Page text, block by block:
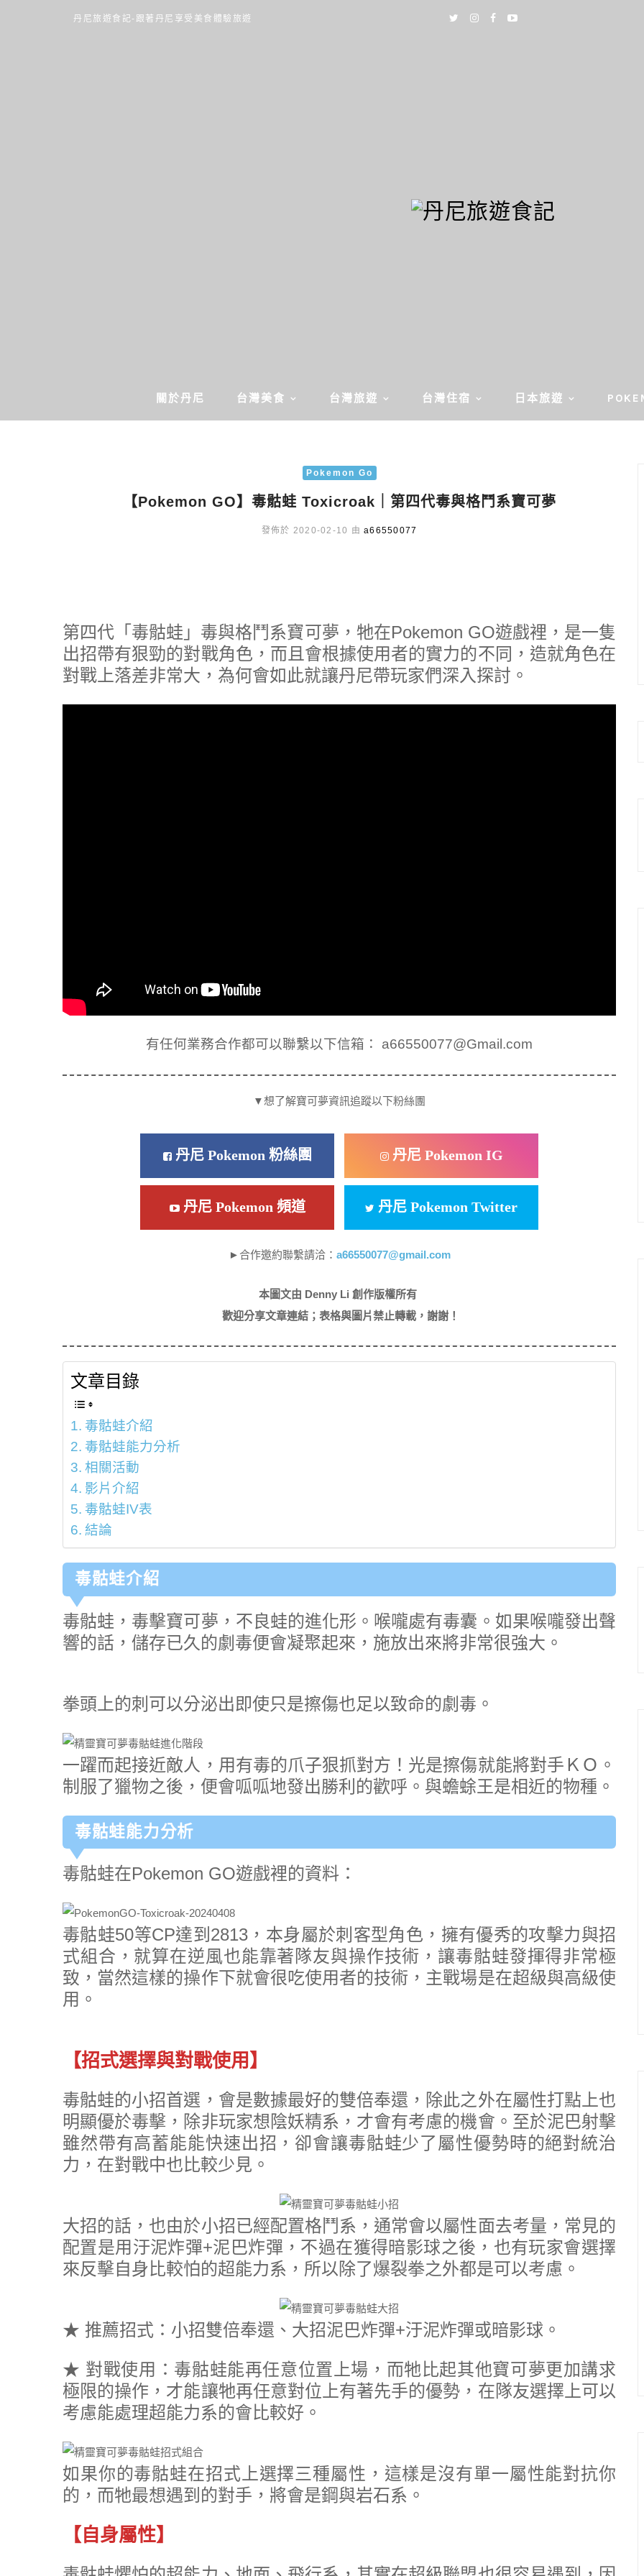
丹尼旅遊食記-跟著丹尼享受美食體驗旅遊
關於丹尼 台灣美食 台灣旅遊 台灣住宿 日本旅遊
Pokemon Go
【Pokemon GO】毒骷蛙 Toxicroak｜第四代毒與格鬥系寶可夢
發佈於 2020-02-10 由 a66550077
第四代「毒骷蛙」毒與格鬥系寶可夢，牠在Pokemon GO遊戲裡，是一隻
出招帶有狠勁的對戰角色，而且會根據使用者的實力的不同，造就角色在
對戰上落差非常大，為何會如此就讓丹尼帶玩家們深入探討。
有任何業務合作都可以聯繫以下信箱： a66550077@Gmail.com
▼想了解寶可夢資訊追蹤以下粉絲團
丹尼 Pokemon 粉絲團 丹尼 Pokemon IG
丹尼 Pokemon 頻道 丹尼 Pokemon Twitter
►合作邀約聯繫請洽： a66550077@gmail.com
本圖文由 Denny Li 創作版權所有
歡迎分享文章連結；表格與圖片禁止轉載，謝謝！
文章目錄
毒骷蛙介紹
毒骷蛙能力分析
相關活動
影片介紹
毒骷蛙IV表
結論
毒骷蛙介紹
毒骷蛙，毒擊寶可夢，不良蛙的進化形。喉嚨處有毒囊。如果喉嚨發出聲
響的話，儲存已久的劇毒便會凝聚起來，施放出來將非常很強大。
拳頭上的刺可以分泌出即使只是擦傷也足以致命的劇毒。
一躍而起接近敵人，用有毒的爪子狠抓對方！光是擦傷就能將對手ＫＯ。
制服了獵物之後，便會呱呱地發出勝利的歡呼。與蟾蜍王是相近的物種。
毒骷蛙能力分析
毒骷蛙在Pokemon GO遊戲裡的資料：
毒骷蛙50等CP達到2813，本身屬於刺客型角色，擁有優秀的攻擊力與招
式組合，就算在逆風也能靠著隊友與操作技術，讓毒骷蛙發揮得非常極
致，當然這樣的操作下就會很吃使用者的技術，主戰場是在超級與高級使
用。
【招式選擇與對戰使用】
毒骷蛙的小招首選，會是數據最好的雙倍奉還，除此之外在屬性打點上也
明顯優於毒擊，除非玩家想陰妖精系，才會有考慮的機會。至於泥巴射擊
雖然帶有高蓄能能快速出招，卻會讓毒骷蛙少了屬性優勢時的絕對統治
力，在對戰中也比較少見。
大招的話，也由於小招已經配置格鬥系，通常會以屬性面去考量，常見的
配置是用汙泥炸彈+泥巴炸彈，不過在獲得暗影球之後，也有玩家會選擇
來反擊自身比較怕的超能力系，所以除了爆裂拳之外都是可以考慮。
★ 推薦招式：小招雙倍奉還、大招泥巴炸彈+汙泥炸彈或暗影球。
★ 對戰使用：毒骷蛙能再任意位置上場，而牠比起其他寶可夢更加講求
極限的操作，才能讓牠再任意對位上有著先手的優勢，在隊友選擇上可以
考慮能處理超能力系的會比較好。
如果你的毒骷蛙在招式上選擇三種屬性，這樣是沒有單一屬性能對抗你
的，而牠最想遇到的對手，將會是鋼與岩石系。
【自身屬性】